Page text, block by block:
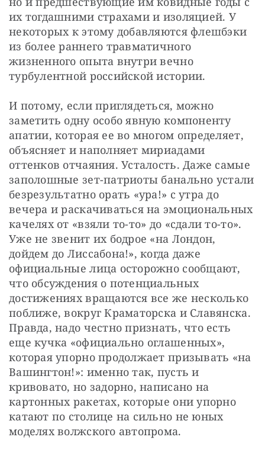
их тогдашними страхами и изоляцией. У
некоторых к этому добавляются флешбэки
из более раннего травматичного
жизненного опыта внутри вечно
турбулентной российской истории.
И потому, если приглядеться, можно
заметить одну особо явную компоненту
апатии, которая ее во многом определяет,
объясняет и наполняет мириадами
оттенков отчаяния. Усталость. Даже самые
заполошные зет-патриоты банально устали
безрезультатно орать «ура!» с утра до
вечера и раскачиваться на эмоциональных
качелях от «взяли то-то» до «сдали то-то».
Уже не звенит их бодрое «на Лондон,
дойдем до Лиссабона!», когда даже
официальные лица осторожно сообщают,
что обсуждения о потенциальных
достижениях вращаются все же несколько
поближе, вокруг Краматорска и Славянска.
Правда, надо честно признать, что есть
еще кучка «официально оглашенных»,
которая упорно продолжает призывать «на
Вашингтон!»: именно так, пусть и
кривовато, но задорно, написано на
картонных ракетах, которые они упорно
катают по столице на сильно не юных
моделях волжского автопрома.